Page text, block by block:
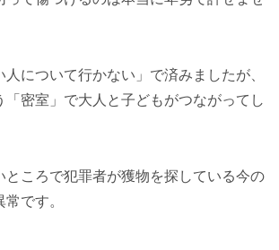
について行かない」で済みましたが、
「密室」で大人と子どもがつながってし
ところで犯罪者が獲物を探している今の
です。